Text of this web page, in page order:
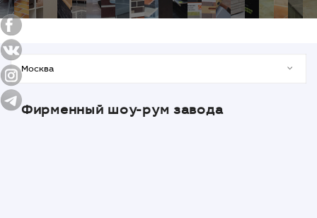
Фирменный шоу-рум завода